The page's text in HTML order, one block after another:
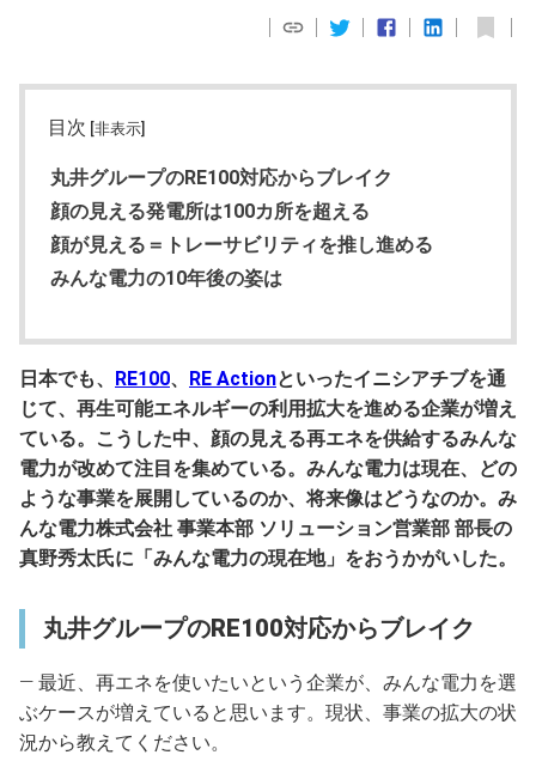
目次 [非表示]
丸井グループのRE100対応からブレイク
顔の見える発電所は100カ所を超える
顔が見える＝トレーサビリティを推し進める
みんな電力の10年後の姿は
日本でも、 RE100、 RE Actionといったイニシアチブを通
じて、再生可能エネルギーの利用拡大を進める企業が増え
ている。こうした中、顔の見える再エネを供給するみんな
電力が改めて注目を集めている。みんな電力は現在、どの
ような事業を展開しているのか、将来像はどうなのか。み
んな電力株式会社 事業本部 ソリューション営業部 部長の
真野秀太氏に「みんな電力の現在地」をおうかがいした。
丸井グループのRE100対応からブレイク
― 最近、再エネを使いたいという企業が、みんな電力を選
ぶケースが増えていると思います。現状、事業の拡大の状
況から教えてください。